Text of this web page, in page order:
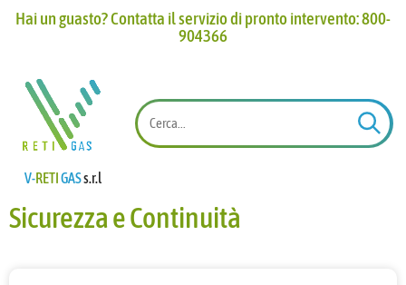
Hai un guasto? Contatta il servizio di pronto intervento: 800-
904366​
V-RETIGASs.r.l
Sicurezza e Continuità